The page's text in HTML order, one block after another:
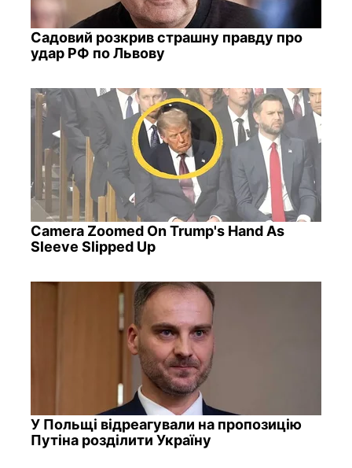
Садовий розкрив страшну правду про
удар РФ по Львову
Camera Zoomed On Trump's Hand As
Sleeve Slipped Up
У Польщі відреагували на пропозицію
Путіна розділити Україну